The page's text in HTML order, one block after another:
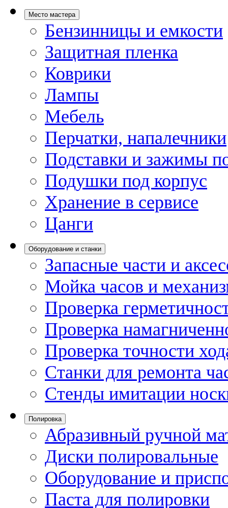
Место мастера
Бензинницы и емкости
Защитная пленка
Коврики
Лампы
Мебель
Перчатки, напалечники
Подставки и зажимы
Подушки под корпус
Хранение в сервисе
Цанги
Оборудование и станки
Запасные части и
Мойка часов и
Проверка
Проверка
Проверка точности
Станки для ремонта
Стенды имитации
Полировка
Абразивный ручной
Диски полировальные
Оборудование и
Паста для полировки